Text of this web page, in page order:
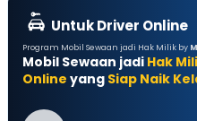
Untuk Driver Online
Program Mobil Sewaan jadi Hak Milik by
Mobil Sewaan jadi Hak
Online yang Siap Naik